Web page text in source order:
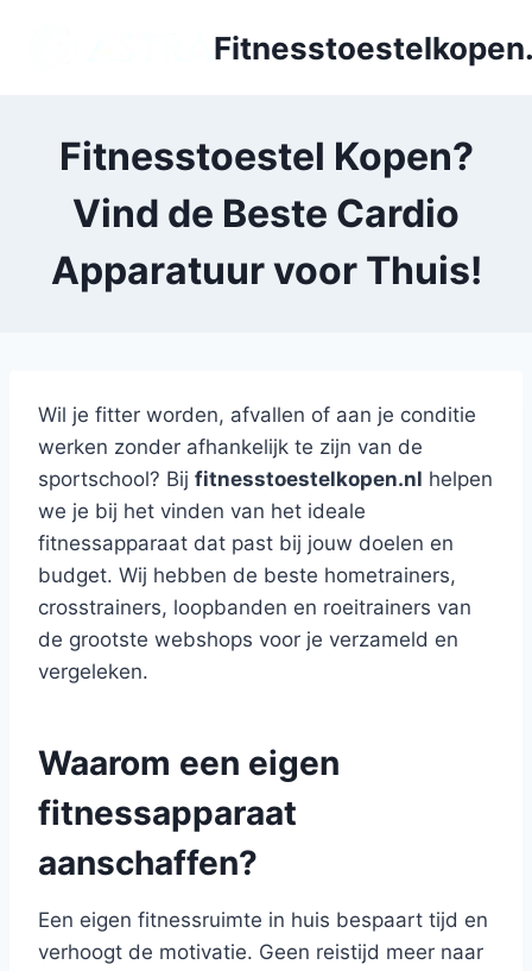
Fitnesstoestel Kopen?
Vind de Beste Cardio
Apparatuur voor Thuis!
Wil je fitter worden, afvallen of aan je conditie
werken zonder afhankelijk te zijn van de
sportschool? Bij fitnesstoestelkopen.nl helpen
we je bij het vinden van het ideale
fitnessapparaat dat past bij jouw doelen en
budget. Wij hebben de beste hometrainers,
crosstrainers, loopbanden en roeitrainers van
de grootste webshops voor je verzameld en
vergeleken.
Waarom een eigen
fitnessapparaat
aanschaffen?
Een eigen fitnessruimte in huis bespaart tijd en
verhoogt de motivatie. Geen reistijd meer naar